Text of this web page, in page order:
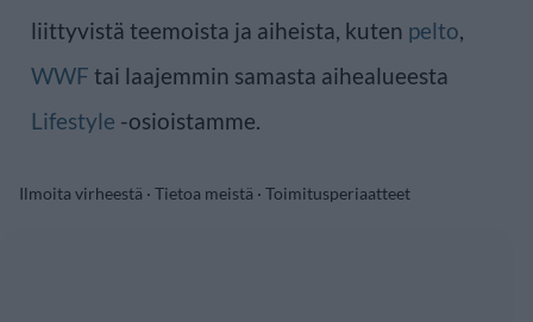
liittyvistä teemoista ja aiheista, kuten pelto,
WWF tai laajemmin samasta aihealueesta
Lifestyle -osioistamme.
Ilmoita virheestä · Tietoa meistä · Toimitusperiaatteet